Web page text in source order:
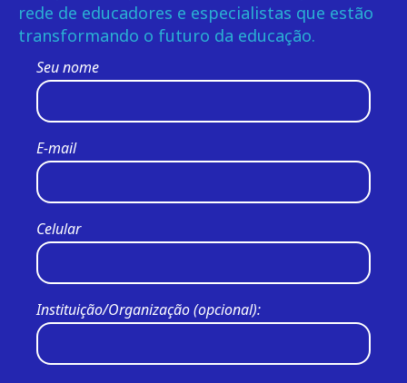
rede de educadores e especialistas que estão
transformando o futuro da educação.
Seu nome
E-mail
Celular
Instituição/Organização (opcional):